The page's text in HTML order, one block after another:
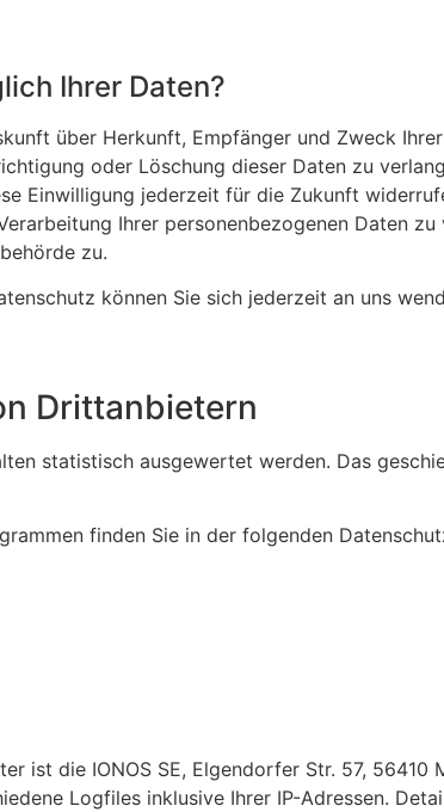
Ihrer Daten?
über Herkunft, Empfänger und Zweck
oder Löschung dieser Daten zu
Einwilligung jederzeit für die Zukunft
Ihrer personenbezogenen Daten
zu.
können Sie sich jederzeit an uns
Dritt­anbietern
statistisch ausgewertet werden. Das
finden Sie in der folgenden
ist die IONOS SE, Elgendorfer Str. 57, 56410
Logfiles inklusive Ihrer IP-Adressen.